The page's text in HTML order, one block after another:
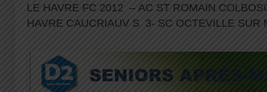
LE HAVRE FC 2012 – AC ST ROMAIN
HAVRE CAUCRIAUV S 3- SC OCTEVILLE